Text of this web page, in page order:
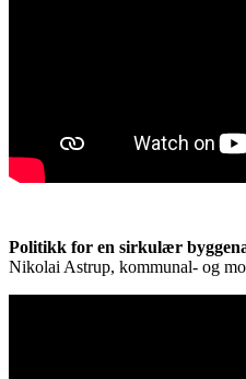
Politikk for en sirkulær
Nikolai Astrup, kommunal- og